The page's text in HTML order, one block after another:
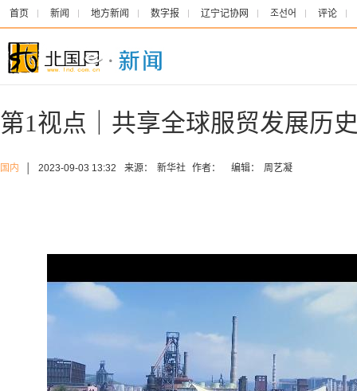
首页 新闻 地方新闻 数字报 辽宁记协网 조선어 评论
第1视点｜共享全球服贸发展历
国内 2023-09-03 13:32 来源： 新华社 作者： 编辑： 周艺凝